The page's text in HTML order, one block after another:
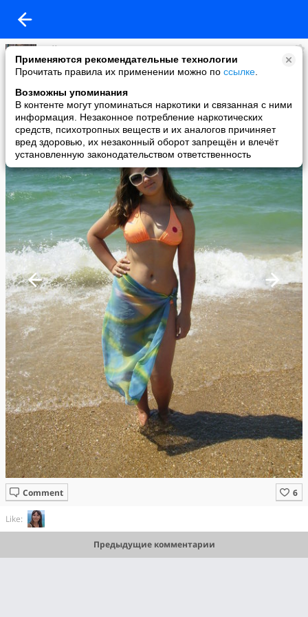
Применяются рекомендательные технологии
Прочитать правила их применении можно по ссылке
Возможны упоминания
В контенте могут упоминаться наркотики и связанная с ними
информация. Незаконное потребление наркотических
средств, психотропных веществ и их аналогов причиняет
вред здоровью, их незаконный оборот запрещён и влечёт
установленную законодательством ответственность
Лэйла
added a photo
10 Aug в 17:38
Comment
Like:
Предыдущие комментарии